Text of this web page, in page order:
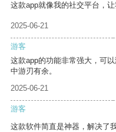
这款app就像我的社交平台，
2025-06-21
游客
这款app的功能非常强大，可
中游刃有余。
2025-06-21
游客
这款软件简直是神器，解决了